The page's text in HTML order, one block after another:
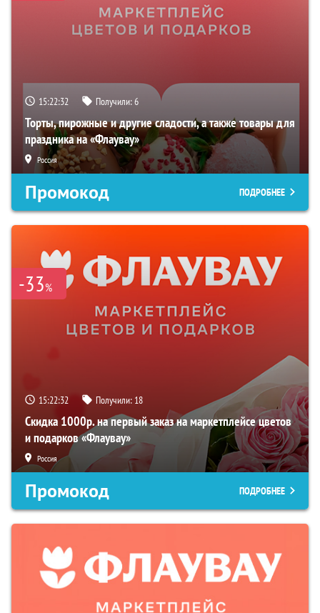
15:22:31 Получили:6
Торты, пирожные и другие сладости, а также товары для
праздника на «Флаувау»
Россия
Промокод ПОДРОБНЕЕ
-33%
15:22:31 Получили: 18
Скидка 1000р. на первый заказ на маркетплейсе цветов
и подарков «Флаувау»
Россия
Промокод ПОДРОБНЕЕ